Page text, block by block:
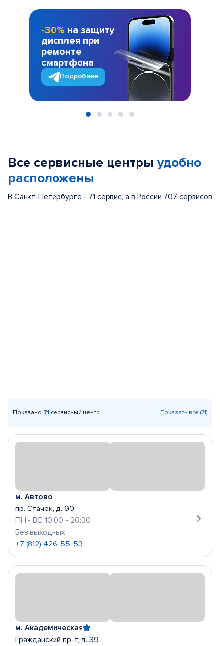
-30% на защиту
дисплея при
ремонте
смартфона
Подробнее
Все сервисные центры удобно
расположены
В Санкт-Петербурге - 71 сервис, а в России 707 сервисов
Показано 71 сервисный центр Показать все (71)
м. Автово
пр. Стачек, д. 90
ПН - ВС 10:00 - 20:00
Без выходных
+7 (812) 426-55-53
м. Академическая
Гражданский пр-т, д. 39